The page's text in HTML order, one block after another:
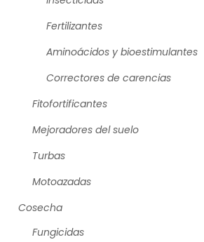
Fertilizantes
Aminoácidos y bioestimulantes
Correctores de carencias
Fitofortificantes
Mejoradores del suelo
Turbas
Motoazadas
Cosecha
Fungicidas